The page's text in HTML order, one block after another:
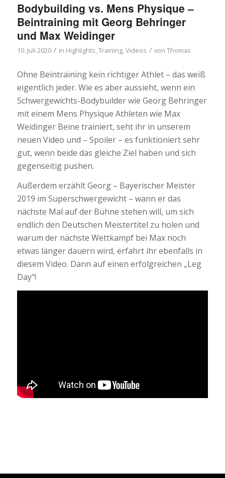
Bodybuilding vs. Mens Physique –
Beintraining mit Georg Behringer
und Max Weidinger
10. Juli 2020 / in Highlights,Training,Videos / von Thomas
Ohne Beintraining kein richtiger Athlet – das weiß
eigentlich jeder. Wie es aber aussieht, wenn ein
Schwergewichts-Bodybuilder wie Georg Behringer
mit einem Mens Physique Athleten wie Max
Weidinger Beine trainiert, seht ihr in unserem
neuen Video und – Spoiler – es funktioniert sehr
gut, wenn beide das gleiche Ziel haben und sich
gegenseitig pushen.
Außerdem erzählt Georg – Bayerischer Meister
2019 im Superschwergewicht – wann er das
nächste Mal auf der Bühne stehen will, um sich
endlich den Deutschen Meistertitel zu holen und
warum der nächste Wettkampf bei Max noch
etwas länger dauern wird, erfahrt ihr ebenfalls in
diesem Video. Dann auf einen erfolgreichen „Leg
Day“!